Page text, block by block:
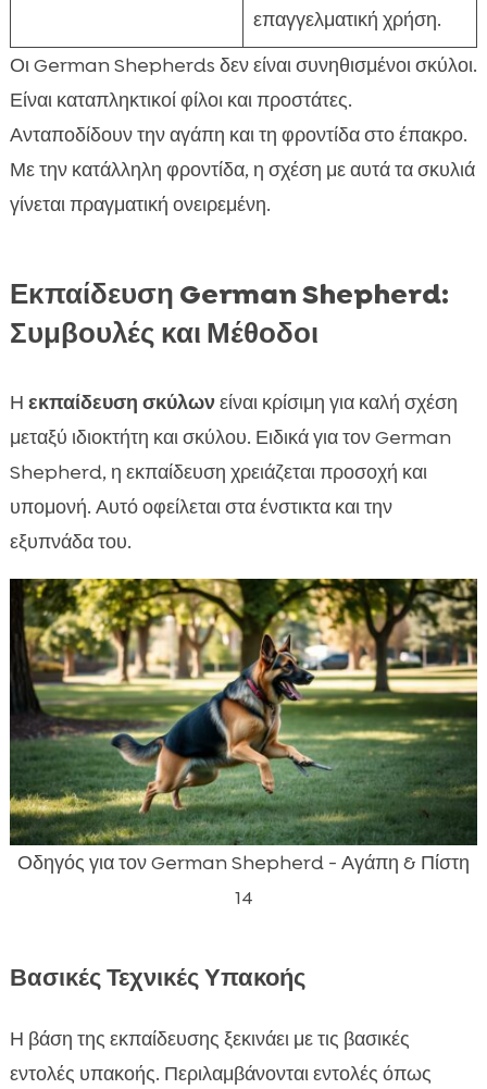
επαγγελματική χρήση.
Οι German Shepherds δεν είναι συνηθισμένοι σκύλοι.
Είναι καταπληκτικοί φίλοι και προστάτες.
Ανταποδίδουν την αγάπη και τη φροντίδα στο έπακρο.
Με την κατάλληλη φροντίδα, η σχέση με αυτά τα σκυλιά
γίνεται πραγματική ονειρεμένη.
Εκπαίδευση German Shepherd:
Συμβουλές και Μέθοδοι
Η εκπαίδευση σκύλωνείναι κρίσιμη για καλή σχέση
μεταξύ ιδιοκτήτη και σκύλου. Ειδικά για τον German
Shepherd, η εκπαίδευση χρειάζεται προσοχή και
υπομονή. Αυτό οφείλεται στα ένστικτα και την
εξυπνάδα του.
Οδηγός για τον German Shepherd - Αγάπη & Πίστη
14
Βασικές Τεχνικές Υπακοής
Η βάση της εκπαίδευσης ξεκινάει με τις βασικές
εντολές υπακοής. Περιλαμβάνονται εντολές όπως